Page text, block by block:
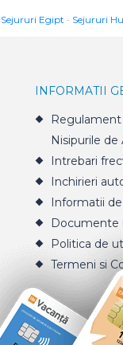
Sejururi Egipt Sejururi
INFORMATII
Regulament
Nisipurile de
Intrebari
Inchirieri
Informatii
Documente
Politica de
Termeni si